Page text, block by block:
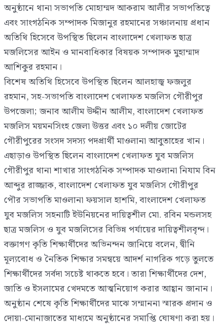
অনুষ্ঠানে থানা সভাপতি মোহাম্মদ আকরাম আলীর সভাপতিত্বে
এবং সাংগঠনিক সম্পাদক মিজানুর রহমানের সঞ্চালনায় প্রধান
অতিথি হিসেবে উপস্থিত ছিলেন বাংলাদেশ খেলাফত ছাত্র
মজলিসের আইন ও মানবাধিকার বিষয়ক সম্পাদক মুহাম্মাদ
আশিকুর রহমান।
বিশেষ অতিথি হিসেবে উপস্থিত ছিলেন আলহাজ্ব ফজলুর
রহমান, সহ-সভাপতি বাংলাদেশ খেলাফত মজলিস গৌরীপুর
উপজেলা; জনাব আলীম উদ্দীন আলীম, বাংলাদেশ খেলাফত
মজলিস ময়মনসিংহ জেলা উত্তর এবং ১০ দলীয় জোটের
গৌরীপুরের সংসদ সদস্য পদপ্রার্থী মাওলানা আবুতাহের খান।
এছাড়াও উপস্থিত ছিলেন বাংলাদেশ খেলাফত যুব মজলিস
গৌরীপুর থানা শাখার সাংগঠনিক সম্পাদক মাওলানা নিযাম বিন
আব্দুর রাজ্জাক, বাংলাদেশ খেলাফত যুব মজলিস গৌরীপুর
পৌর সভাপতি মাওলানা ফয়সাল হাশমি, বাংলাদেশ খেলাফত
যুব মজলিস সহনাটি ইউনিয়নের দায়িত্বশীল মো. রবিন মন্ডলসহ
ছাত্র মজলিস ও যুব মজলিসের বিভিন্ন পর্যায়ের দায়িত্বশীলবৃন্দ।
বক্তাগণ কৃতি শিক্ষার্থীদের অভিনন্দন জানিয়ে বলেন, দ্বীনি
মূল্যবোধ ও নৈতিক শিক্ষার সমন্বয়ে আদর্শ নাগরিক গড়ে তুলতে
শিক্ষার্থীদের সর্বদা সচেষ্ট থাকতে হবে। তারা শিক্ষার্থীদের দেশ,
জাতি ও ইসলামের খেদমতে আত্মনিয়োগ করার আহ্বান জানান।
অনুষ্ঠান শেষে কৃতি শিক্ষার্থীদের মাঝে সম্মাননা স্মারক প্রদান ও
দোয়া-মোনাজাতের মাধ্যমে অনুষ্ঠানের সমাপ্তি ঘোষণা করা হয়।